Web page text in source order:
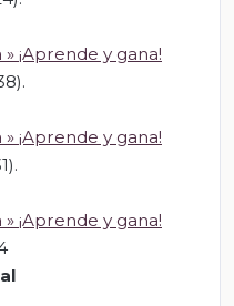
¡Aprende y gana!
¡Aprende y gana!
¡Aprende y gana!